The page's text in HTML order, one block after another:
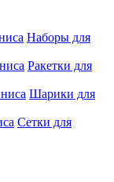
Наборы для
Ракетки для
Шарики для
Сетки для